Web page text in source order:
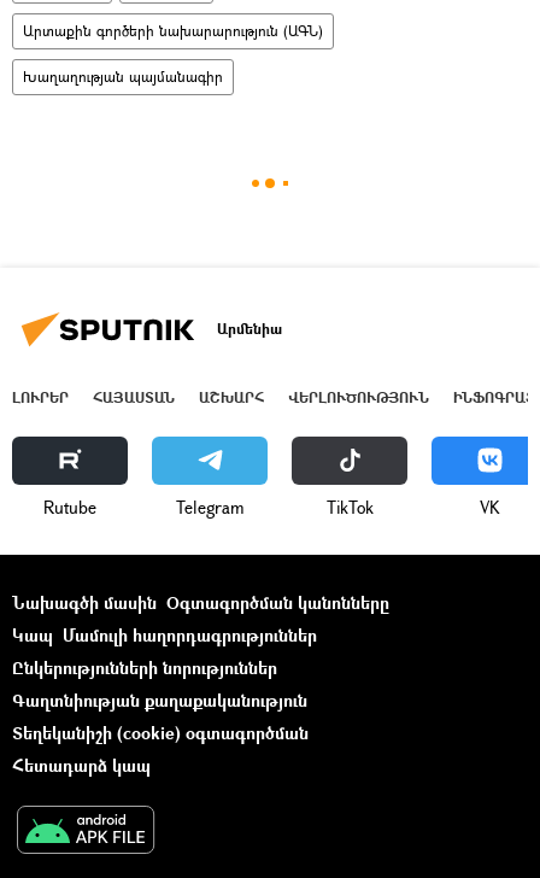
Արտաքին գործերի նախարարություն (ԱԳՆ)
Խաղաղության պայմանագիր
Արմենիա
ԼՈՒՐԵՐ ՀԱՅԱՍՏԱՆ ԱՇԽԱՐՀ ՎԵՐԼՈՒԾՈՒԹՅՈՒՆ
Rutube Telegram ТikТоk VK
Նախագծի մասին Օգտագործման կանոնները
Կապ Մամուլի հաղորդագրություններ
Ընկերությունների նորություններ
Գաղտնիության քաղաքականություն
Տեղեկանիշի (cookie) օգտագործման
Հետադարձ կապ